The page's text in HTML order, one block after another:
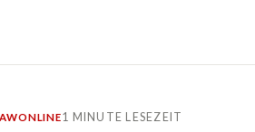
ONLINE1 MINUTE LESEZEIT